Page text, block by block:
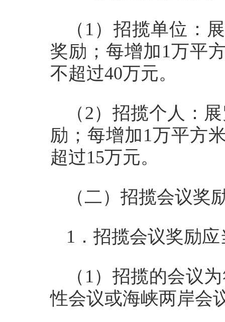
（1）招揽单位：
奖励；每增加1万平
不超过40万元。
（2）招揽个人：
励；每增加1万平方
超过15万元。
（二）招揽会议奖
1．招揽会议奖励
（1）招揽的会议
性会议或海峡两岸会